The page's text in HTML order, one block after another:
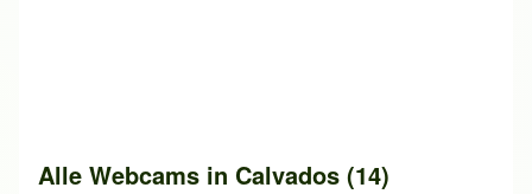
Alle Webcams in Calvados (14)